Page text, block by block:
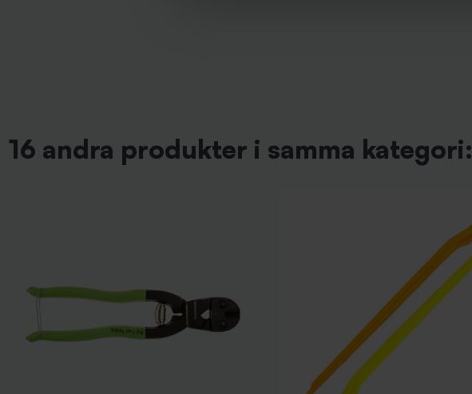
16 andra produkter i samma kategori: